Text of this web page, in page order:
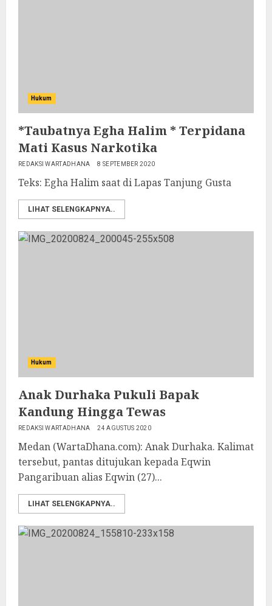
Hukum
*Taubatnya Egha Halim * Terpidana
Mati Kasus Narkotika
REDAKSI WARTADHANA 8 SEPTEMBER 2020
Teks: Egha Halim saat di Lapas Tanjung Gusta
LIHAT SELENGKAPNYA..
Hukum
Anak Durhaka Pukuli Bapak
Kandung Hingga Tewas
REDAKSI WARTADHANA 24 AGUSTUS 2020
Medan (WartaDhana.com): Anak Durhaka. Kalimat
tersebut, pantas ditujukan kepada Eqwin
Pangaribuan alias Eqwin (27)...
LIHAT SELENGKAPNYA..